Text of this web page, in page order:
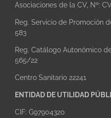
Asociaciones de la CV, Nº:
Reg. Servicio de Promoción
583
Reg. Catálogo Autonómico
565/22
Centro Sanitario 22241
ENTIDAD DE UTILIDAD
CIF: G97904320